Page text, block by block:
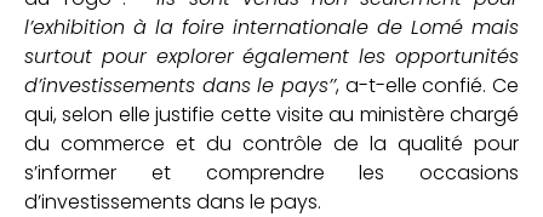
l’exhibition à la foire internationale de Lomé mais
surtout pour explorer également les opportunités
d’investissements dans le pays’’, a-t-elle confié. Ce
qui, selon elle justifie cette visite au ministère chargé
du commerce et du contrôle de la qualité pour
s’informer et comprendre les occasions
d’investissements dans le pays.